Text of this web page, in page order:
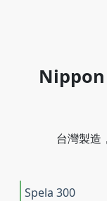
台灣製造
Spela 300